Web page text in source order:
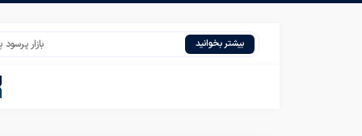
بیشتر بخوانید بازار پرسود پتو